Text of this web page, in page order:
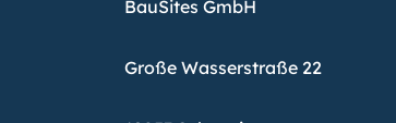
BauSites GmbH
Große Wasserstraße 22